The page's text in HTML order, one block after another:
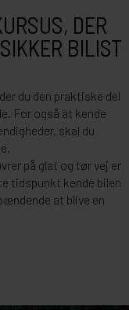
DER
BILIST
du den praktiske del
For også at kende
skal du
på glat og tør vej er
tidspunkt kende bilen
at blive en